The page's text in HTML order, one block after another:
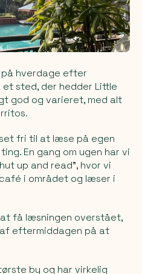
på hverdage efter
et sted, der hedder Little
god og varieret, med alt
fri til at læse på egen
En gang om ugen har vi
up and read”, hvor vi
i området og læser i
få læsningen overstået,
eftermiddagen på at
by og har virkelig